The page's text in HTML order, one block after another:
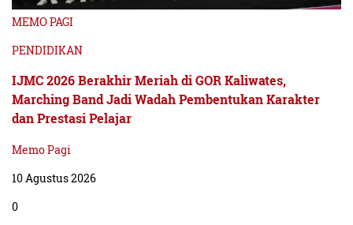
MEMO PAGI
PENDIDIKAN
IJMC 2026 Berakhir Meriah di GOR Kaliwates,
Marching Band Jadi Wadah Pembentukan Karakter
dan Prestasi Pelajar
Memo Pagi
10 Agustus 2026
0